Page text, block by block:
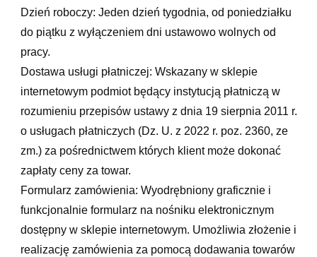
Dzień roboczy: Jeden dzień tygodnia, od poniedziałku
do piątku z wyłączeniem dni ustawowo wolnych od
pracy.
Dostawa usługi płatniczej: Wskazany w sklepie
internetowym podmiot będący instytucją płatniczą w
rozumieniu przepisów ustawy z dnia 19 sierpnia 2011 r.
o usługach płatniczych (Dz. U. z 2022 r. poz. 2360, ze
zm.) za pośrednictwem których klient może dokonać
zapłaty ceny za towar.
Formularz zamówienia: Wyodrębniony graficznie i
funkcjonalnie formularz na nośniku elektronicznym
dostępny w sklepie internetowym. Umożliwia złożenie i
realizację zamówienia za pomocą dodawania towarów